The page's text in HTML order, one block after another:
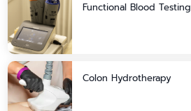
Functional Blood Testing
Colon Hydrotherapy